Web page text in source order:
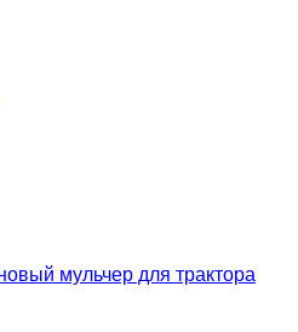
мульчер для трактора